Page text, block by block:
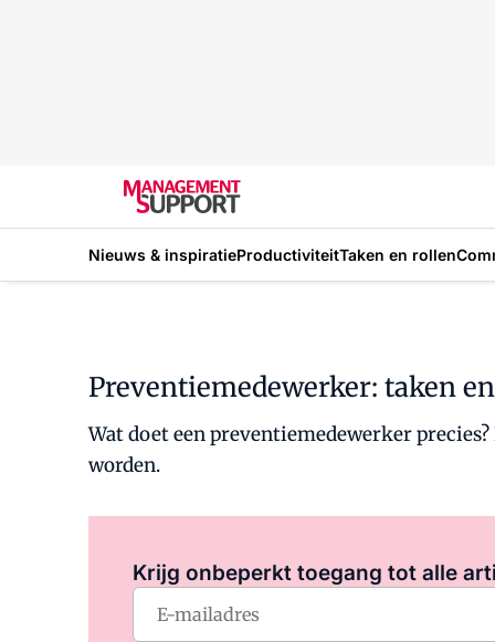
Nieuws & inspiratieProductiviteitTaken en rollen
Preventiemedewerker: taken
Wat doet een preventiemedewerker
worden.
Krijg onbeperkt toegang tot alle